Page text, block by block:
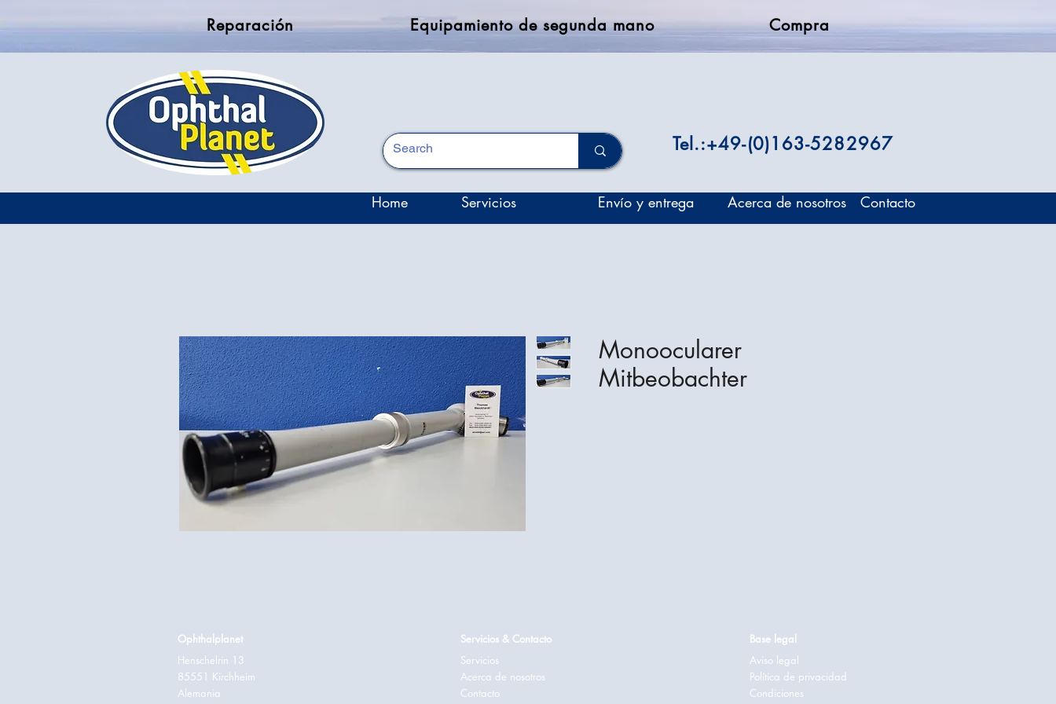
Reparación Equipamiento de segunda mano Compra
Tel.:+49-(0)163-5282967
Home Servicios Envío y entrega Acerca de nosotros Contacto
Monoocularer
Mitbeobachter
Ophthalplanet
Henschelrin 13
85551 Kirchheim
Alemania
Servicios & Contacto
Servicios
Acerca de nosotros
Contacto
Base legal
Aviso legal
Política de privacidad
Condiciones